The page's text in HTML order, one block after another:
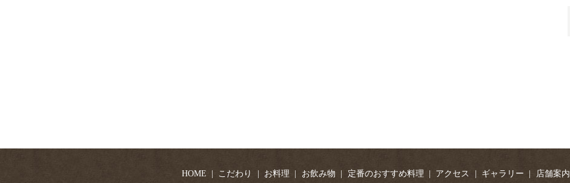
HOME こだわり お料理 お飲み物 定番のおすすめ料理 アクセス ギャラリー 店舗案内